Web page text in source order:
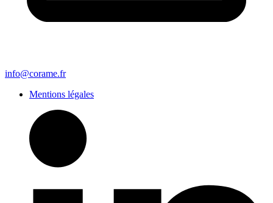
info@corame.fr
Mentions légales